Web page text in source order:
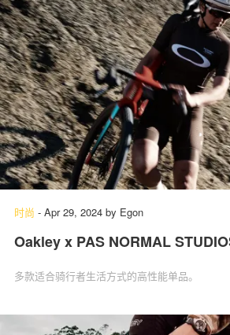
每日栏目
时 尚
球 鞋
生 活
科 技
时尚 - Apr 29, 2024 by Egon
Oakley x PAS NORMAL
多款适合骑行者生活方式的高性能单品。